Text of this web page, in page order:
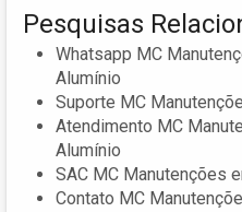
Pesquisas
Whatsapp MC
Alumínio
Suporte MC
Atendimento MC
Alumínio
SAC MC Manutenções
Contato MC